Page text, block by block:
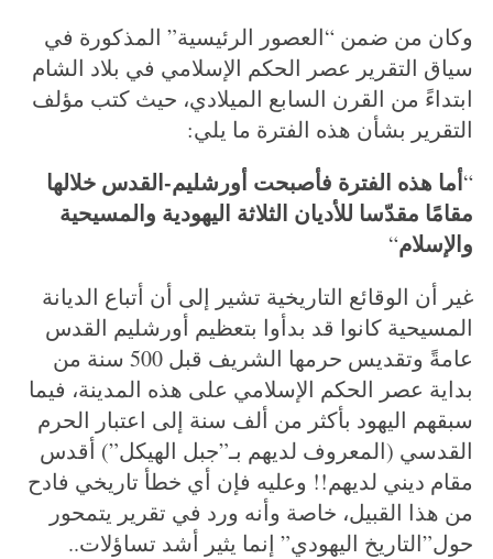
وكان من ضمن “العصور الرئيسية” المذكورة في
سياق التقرير عصر الحكم الإسلامي في بلاد الشام
ابتداءً من القرن السابع الميلادي، حيث كتب مؤلف
التقرير بشأن هذه الفترة ما يلي:
“أما هذه الفترة فأصبحت أورشليم-القدس خلالها
مقامًا مقدّسا للأديان الثلاثة اليهودية والمسيحية
والإسلام“
غير أن الوقائع التاريخية تشير إلى أن أتباع الديانة
المسيحية كانوا قد بدأوا بتعظيم أورشليم القدس
عامةً وتقديس حرمها الشريف قبل 500 سنة من
بداية عصر الحكم الإسلامي على هذه المدينة، فيما
سبقهم اليهود بأكثر من ألف سنة إلى اعتبار الحرم
القدسي (المعروف لديهم بـ”جبل الهيكل”) أقدس
مقام ديني لديهم!! وعليه فإن أي خطأ تاريخي فادح
من هذا القبيل، خاصة وأنه ورد في تقرير يتمحور
حول”التاريخ اليهودي” إنما يثير أشد تساؤلات..